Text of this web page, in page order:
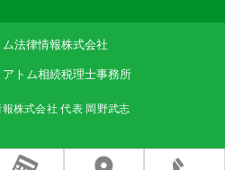
ム法律情報株式会社
アトム相続税理士事務所
株式会社 代表 岡野武志